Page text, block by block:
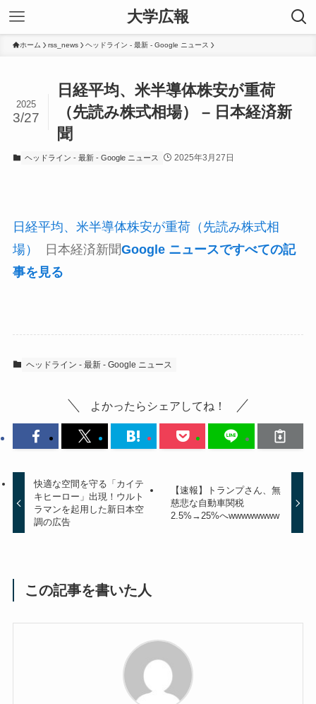
大学広報
ホーム rss_news ヘッドライン - 最新 - Google ニュース
日経平均、米半導体株安が重荷
（先読み株式相場） – 日本経済新
聞
2025
3/27
ヘッドライン - 最新 - Google ニュース 2025年3月27日
日経平均、米半導体株安が重荷（先読み株式相
場）
日本経済新聞Google ニュースですべての記
事を見る
ヘッドライン - 最新 - Google ニュース
よかったらシェアしてね！
快適な空間を守る「カイテ
キヒーロー」出現！ウルト
ラマンを起用した新日本空
調の広告
【速報】トランプさん、無
慈悲な自動車関税
2.5%→25%へwwwwwwww
この記事を書いた人